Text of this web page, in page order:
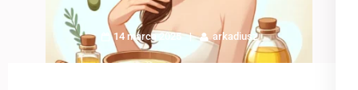
14 marca 2025 arkadiusz